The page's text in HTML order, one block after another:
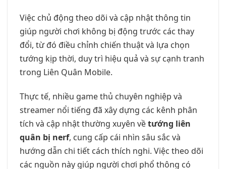
Việc chủ động theo dõi và cập nhật thông tin
giúp người chơi không bị động trước các thay
đổi, từ đó điều chỉnh chiến thuật và lựa chọn
tướng kịp thời, duy trì hiệu quả và sự cạnh tranh
trong Liên Quân Mobile.
Thực tế, nhiều game thủ chuyên nghiệp và
streamer nổi tiếng đã xây dựng các kênh phân
tích và cập nhật thường xuyên vềtướng liên
quân bị nerf, cung cấp cái nhìn sâu sắc và
hướng dẫn chi tiết cách thích nghi. Việc theo dõi
các nguồn này giúp người chơi phổ thông có